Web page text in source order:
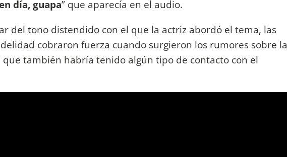
día, guapa” que aparecía en el audio.
del tono distendido con el que la actriz abordó el tema, las
cobraron fuerza cuando surgieron los rumores sobre la
también habría tenido algún tipo de contacto con el